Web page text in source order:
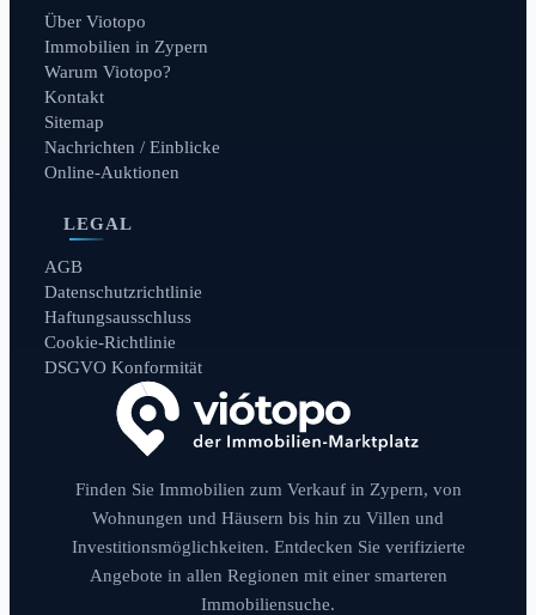
Über Viotopo
Immobilien in Zypern
Warum Viotopo?
Kontakt
Sitemap
Nachrichten / Einblicke
Online-Auktionen
LEGAL
AGB
Datenschutzrichtlinie
Haftungsausschluss
Cookie-Richtlinie
DSGVO Konformität
Finden Sie Immobilien zum Verkauf in Zypern, von
Wohnungen und Häusern bis hin zu Villen und
Investitionsmöglichkeiten. Entdecken Sie verifizierte
Angebote in allen Regionen mit einer smarteren
Immobiliensuche.